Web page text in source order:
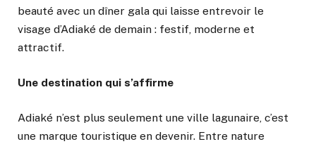
beauté avec un dîner gala qui laisse entrevoir le
visage d’Adiaké de demain : festif, moderne et
attractif.
Une destination qui s’affirme
Adiaké n’est plus seulement une ville lagunaire, c’est
une marque touristique en devenir. Entre nature